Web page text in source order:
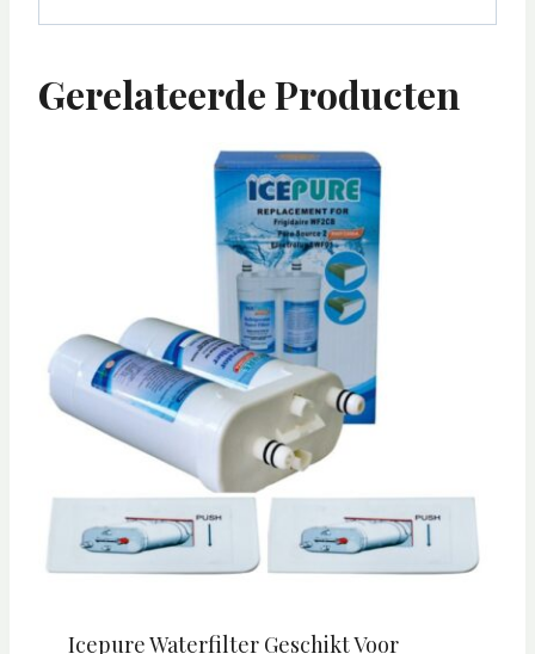
Gerelateerde Producten
Icepure Waterfilter Geschikt Voor